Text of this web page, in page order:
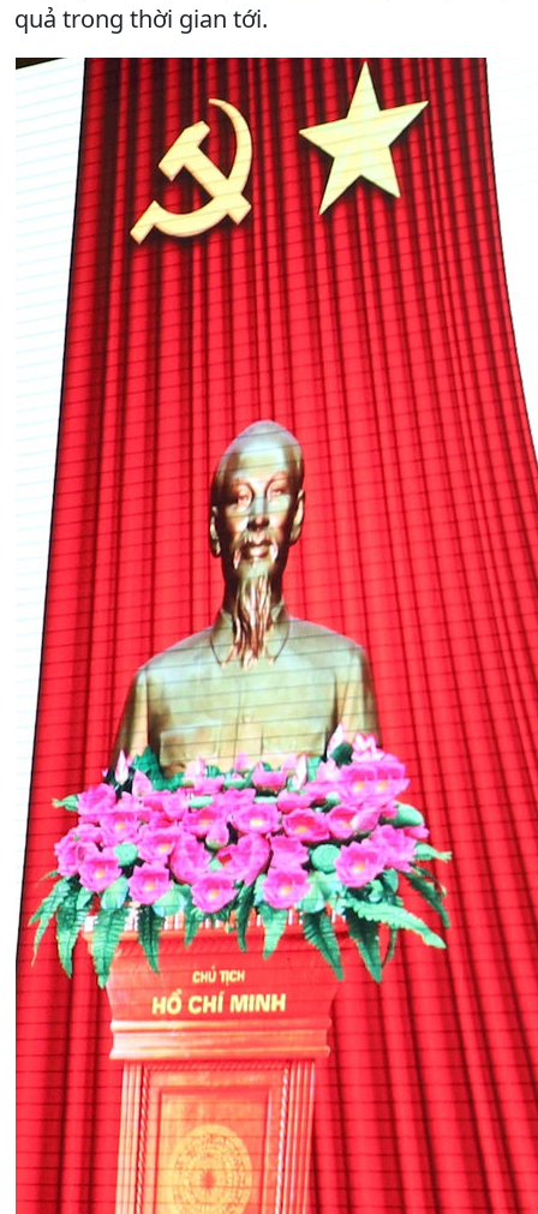
quả trong thời gian tới.